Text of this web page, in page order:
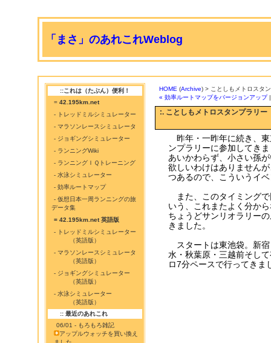
「まさ」のあれこれWeblog
::これは（たぶん）便利！
= 42.195km.net
- トレッドミルシミュレーター
- マラソンレースシミュレータ
- ジョギングシミュレーター
- ランニングWiki
- ランニングＩＱトレーニング
- 水泳シミュレーター
- 効率ルートマップ
- 仮想日本一周ランニングの旅
データ集
= 42.195km.net 英語版
- トレッドミルシミュレーター
（英語版）
- マラソンレースシミュレータ
（英語版）
- ジョギングシミュレーター
（英語版）
- 水泳シミュレーター
（英語版）
:: 最近のあれこれ
06/01 - もろもろ雑記
アップルウォッチを買い換え
HOME (Archive) > ことしもメトロスタ
« 効率ルートマップをバージョンアップ
:. ことしもメトロスタンプラリ
昨年・一昨年に続き、
ンプラリーに参加してき
あいかわらず、小さい孫
欲しいわけはありません
つあるので、こういうイ
また、このタイミング
いう、これまたよく分か
ちょうどサンリオラリー
きました。
スタートは東池袋。新
水・秋葉原・三越前そし
ロ7分ペースで行ってきま